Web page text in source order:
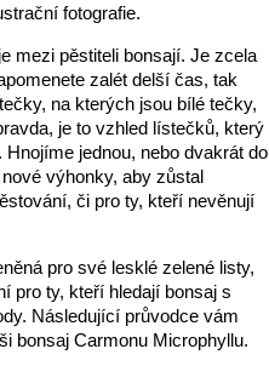
fotografie.
mezi pěstiteli bonsají. Je zcela
zalét delší čas, tak
na kterých jsou bílé tečky,
je to vzhled lístečků, který
jednou, nebo dvakrát do
výhonky, aby zůstal
či pro ty, kteří nevěnují
pro své lesklé zelené listy,
pro ty, kteří hledají bonsaj s
Následující průvodce vám
bonsaj Carmonu Microphyllu.